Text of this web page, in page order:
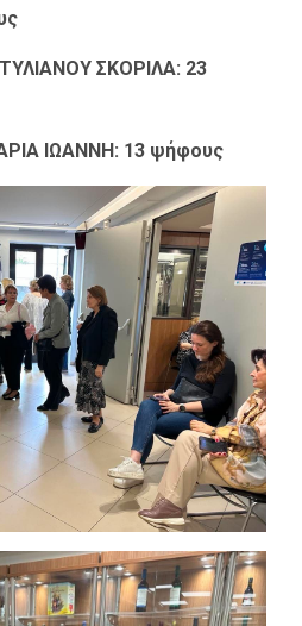
ΣΚΟΡΙΛΑ: 23
ΙΩΑΝΝΗ: 13 ψήφους